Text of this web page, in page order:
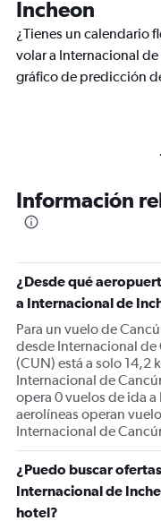
Incheon
¿Tienes un calendario
volar a Internacional
gráfico de predicción
Información
¿Desde qué
a Internacional de
Para un vuelo de
desde Internacional
(CUN) está a solo 14,2
Internacional de
opera 0 vuelos de ida
aerolíneas operan
Internacional de
¿Puedo buscar
Internacional de
hotel?